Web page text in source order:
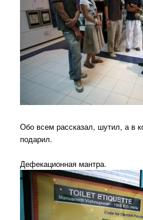
Обо всем рассказал, шутил, а в
подарил.
Дефекационная мантра.